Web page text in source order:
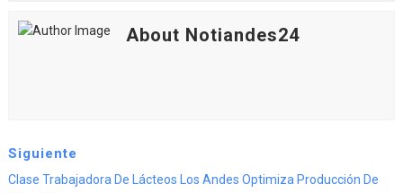
About Notiandes24
Siguiente
Clase Trabajadora De Lácteos Los Andes Optimiza Producción De